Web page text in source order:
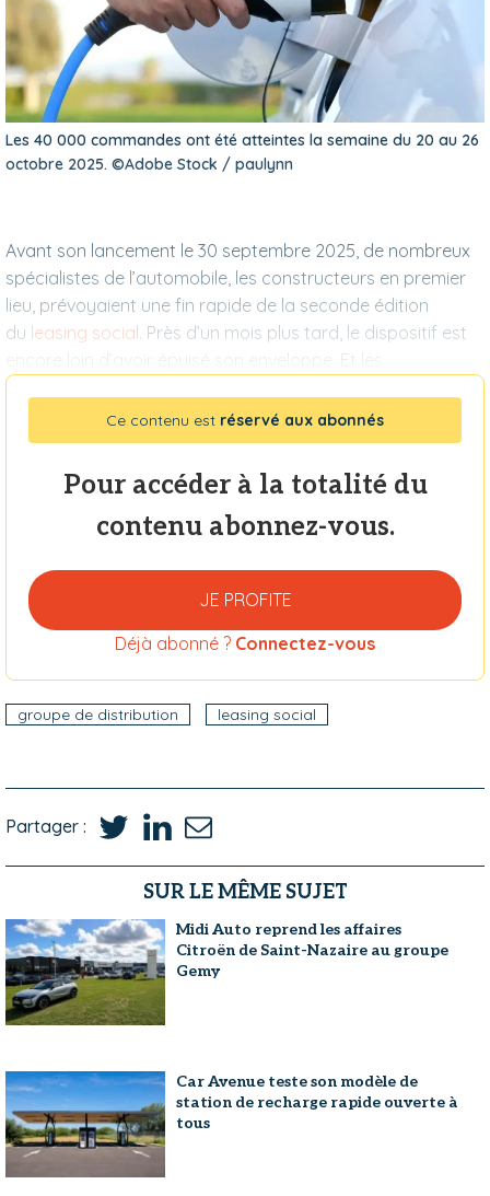
Les 40 000 commandes ont été atteintes la semaine du 20 au 26
octobre 2025. ©Adobe Stock / paulynn
Avant son lancement le 30 septembre 2025, de nombreux
spécialistes de l’automobile, les constructeurs en premier
lieu, prévoyaient une fin rapide de la seconde édition
du leasing social. Près d’un mois plus tard, le dispositif est
encore loin d’avoir épuisé son enveloppe. Et les
Ce contenu est réservé aux abonnés
Pour accéder à la totalité du
contenu abonnez-vous.
JE PROFITE
Déjà abonné ? Connectez-vous
groupe de distribution leasing social
Partager :
SUR LE MÊME SUJET
Midi Auto reprend les affaires
Citroën de Saint-Nazaire au groupe
Gemy
Car Avenue teste son modèle de
station de recharge rapide ouverte à
tous